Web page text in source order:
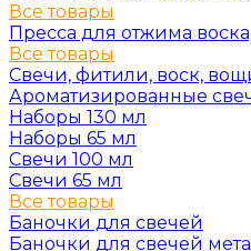
Все товары
Пресса для отжима
Все товары
Свечи, фитили, воск,
Ароматизированные
Наборы 130 мл
Наборы 65 мл
Свечи 100 мл
Свечи 65 мл
Все товары
Баночки для свечей
Баночки для свечей